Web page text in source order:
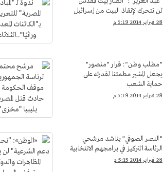
لن تتحرك لإنقاذ البيت من إسرائيل
28 فبراير 2014 5:19 م
"مطلب وطن": قرار "منصور"
يجعل المشير مطمئنا لقدرته على
حماية الشعب
28 فبراير 2014 5:19 م
"النصر الصوفي" يناشد مرشحي
الرئاسة التركيز في برامجهم الانتخابية
28 فبراير 2014 5:15 م